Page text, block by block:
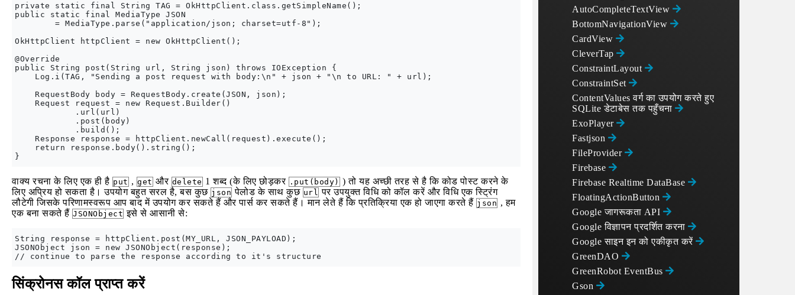
private static final String TAG = OkHttpClient.class.getSimpleName();
public static final MediaType JSON
        = MediaType.parse("application/json; charset=utf-8");
OkHttpClient httpClient = new OkHttpClient();
@Override
public String post(String url, String json) throws IOException {
    Log.i(TAG, "Sending a post request with body:\n" + json + "\n to URL: " + url);
    RequestBody body = RequestBody.create(JSON, json);
    Request request = new Request.Builder()
            .url(url)
            .post(body)
            .build();
    Response response = httpClient.newCall(request).execute();
    return response.body().string();
वाक्य रचना के लिए एक ही है put , get और delete 1 शब्द (के लिए छोड़कर .put(body) ) तो यह अच्छी तरह से है कि कोड पोस्ट करने के
लिए अप्रिय हो सकता है। उपयोग बहुत सरल है, बस कुछ json पेलोड के साथ कुछ url पर उपयुक्त विधि को कॉल करें और विधि एक स्ट्रिंग
लौटेगी जिसके परिणामस्वरूप आप बाद में उपयोग कर सकते हैं और पार्स कर सकते हैं। मान लेते हैं कि प्रतिक्रिया एक हो जाएगा करते हैं json , हम
एक बना सकते हैं JSONObject इसे से आसानी से:
String response = httpClient.post(MY_URL, JSON_PAYLOAD);
JSONObject json = new JSONObject(response);
सिंक्रोनस कॉल प्राप्त करें
AutoCompleteTextView
BottomNavigationView
CardView
CleverTap
ConstraintLayout
ConstraintSet
ContentValues वर्ग का उपयोग करते हुए
SQLite डेटाबेस तक पहुँचना
ExoPlayer
Fastjson
FileProvider
Firebase
Firebase Realtime DataBase
FloatingActionButton
Google जागरूकता API
Google विज्ञापन प्रदर्शित करना
Google साइन इन को एकीकृत करें
GreenDAO
GreenRobot EventBus
Gson